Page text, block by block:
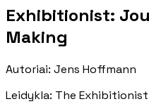
Exhibitionist:
Making
Autoriai: Jens Hoffmann
Leidykla: The Exhibitionist